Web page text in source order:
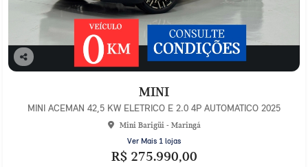
Co
lhe
MINI
MINI ACEMAN 42,5 KW ELETRICO E 2.0 4P AUTOMATICO 2025
Mini Barigüi - Maringá
Ver Mais 1 lojas
R$ 275.990,00